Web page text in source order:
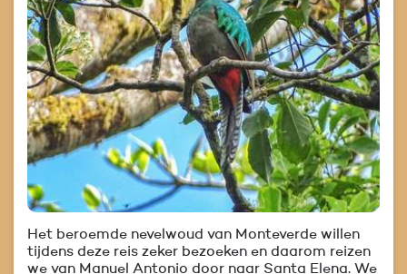
Het beroemde nevelwoud van Monteverde willen
tijdens deze reis zeker bezoeken en daarom reizen
we van Manuel Antonio door naar Santa Elena. We